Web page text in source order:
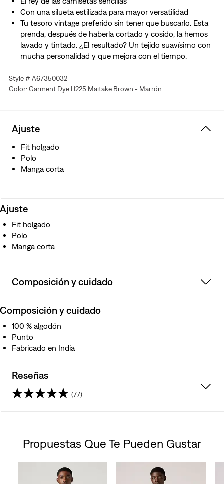
Con una silueta estilizada para mayor versatilidad
Tu tesoro vintage preferido sin tener que buscarlo. Esta
prenda, después de haberla cortado y cosido, la hemos
lavado y tintado. ¿El resultado? Un tejido suavísimo con
mucha personalidad y que mejora con el tiempo.
Style # A67350032
Color: Garment Dye H225 Maitake Brown - Marrón
Ajuste
Fit holgado
Polo
Manga corta
Ajuste
Fit holgado
Polo
Manga corta
Composición y cuidado
Composición y cuidado
100 % algodón
Punto
Fabricado en India
Reseñas
(77)
estrellas.
Propuestas Que Te Pueden Gustar